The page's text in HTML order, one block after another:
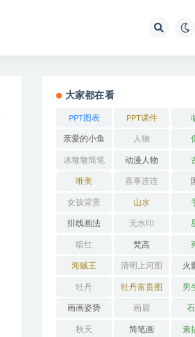
大家都在看
PPT图表 PPT课件
亲爱的小鱼 人物
冰墩墩简笔
画
动漫人物
唯美 喜事连连
女孩背景 山水
排线画法 无水印
暗红 梵高
海贼王 清明上河图 火
牡丹 牡丹富贵图 男
画画姿势 画眉
秋天 简笔画 素